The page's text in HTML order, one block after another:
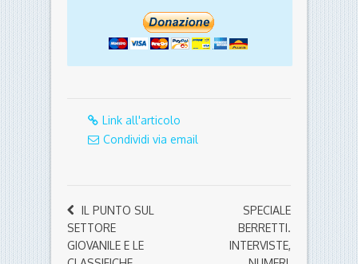
Link all'articolo
Condividi via email
IL PUNTO SUL
SETTORE
GIOVANILE E LE
SPECIALE
BERRETTI.
INTERVISTE,